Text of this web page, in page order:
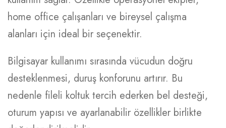
home office çalışanları ve bireysel çalışma
alanları için ideal bir seçenektir.
Bilgisayar kullanımı sırasında vücudun doğru
desteklenmesi, duruş konforunu artırır. Bu
nedenle fileli koltuk tercih ederken bel desteği,
oturum yapısı ve ayarlanabilir özellikler birlikte